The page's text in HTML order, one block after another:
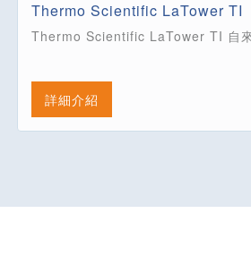
Thermo Scientific LaTower TI
Thermo Scientific LaTower TI 自
詳細介紹